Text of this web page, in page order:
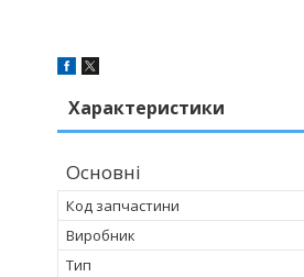
Характеристики
Основні
Код запчастини
Виробник
Тип